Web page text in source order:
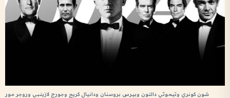
شون كونري وتيموثي دالتون وبيرس بروسنان ودانيال كريج وجورج لازينبي وروجر مور